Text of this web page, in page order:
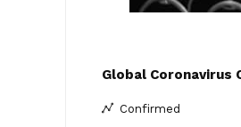
Global Coronavirus
Confirmed